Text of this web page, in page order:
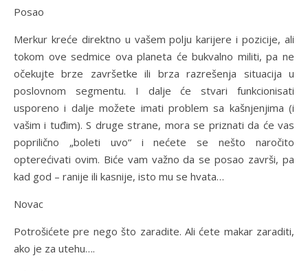
Posao
Merkur kreće direktno u vašem polju karijere i pozicije, ali
tokom ove sedmice ova planeta će bukvalno militi, pa ne
očekujte brze završetke ili brza razrešenja situacija u
poslovnom segmentu. I dalje će stvari funkcionisati
usporeno i dalje možete imati problem sa kašnjenjima (i
vašim i tuđim). S druge strane, mora se priznati da će vas
poprilično „boleti uvo“ i nećete se nešto naročito
opterećivati ovim. Biće vam važno da se posao završi, pa
kad god – ranije ili kasnije, isto mu se hvata…
Novac
Potrošićete pre nego što zaradite. Ali ćete makar zaraditi,
ako je za utehu….